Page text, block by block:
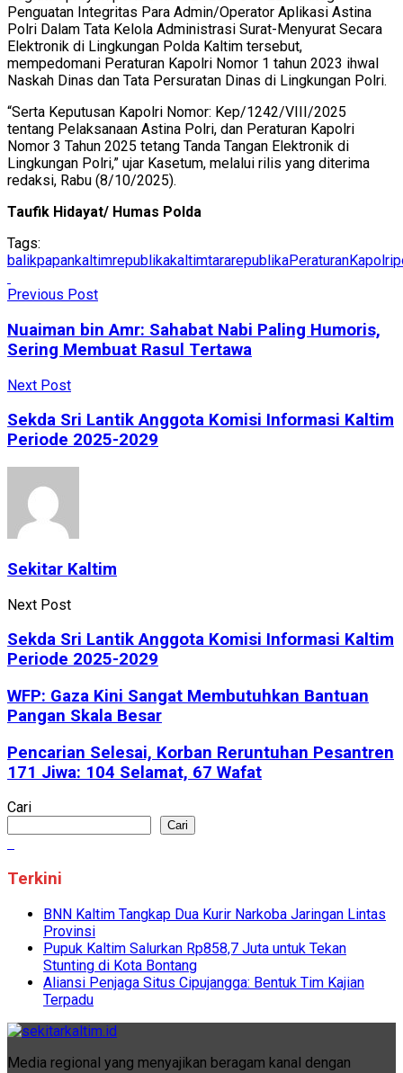
Penguatan Integritas Para Admin/Operator Aplikasi Astina
Polri Dalam Tata Kelola Administrasi Surat-Menyurat Secara
Elektronik di Lingkungan Polda Kaltim tersebut,
mempedomani Peraturan Kapolri Nomor 1 tahun 2023 ihwal
Naskah Dinas dan Tata Persuratan Dinas di Lingkungan Polri.
“Serta Keputusan Kapolri Nomor: Kep/1242/VIII/2025
tentang Pelaksanaan Astina Polri, dan Peraturan Kapolri
Nomor 3 Tahun 2025 tetang Tanda Tangan Elektronik di
Lingkungan Polri,” ujar Kasetum, melalui rilis yang diterima
redaksi, Rabu (8/10/2025).
Taufik Hidayat/ Humas Polda
Tags:
balikpapankaltimrepublikakaltimtararepublikaPeraturanKapolri
Previous Post
Nuaiman bin Amr: Sahabat Nabi Paling Humoris,
Sering Membuat Rasul Tertawa
Next Post
Sekda Sri Lantik Anggota Komisi Informasi Kaltim
Periode 2025-2029
Sekitar Kaltim
Next Post
Sekda Sri Lantik Anggota Komisi Informasi Kaltim
Periode 2025-2029
WFP: Gaza Kini Sangat Membutuhkan Bantuan
Pangan Skala Besar
Pencarian Selesai, Korban Reruntuhan Pesantren
171 Jiwa: 104 Selamat, 67 Wafat
Cari
Cari
Terkini
BNN Kaltim Tangkap Dua Kurir Narkoba Jaringan Lintas
Provinsi
Pupuk Kaltim Salurkan Rp858,7 Juta untuk Tekan
Stunting di Kota Bontang
Aliansi Penjaga Situs Cipujangga: Bentuk Tim Kajian
Terpadu
Media regional yang menyajikan beragam kanal dengan